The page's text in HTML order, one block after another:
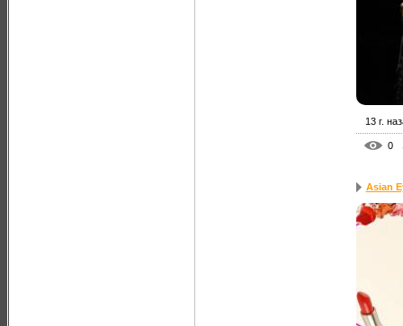
13 г.
0
Asian